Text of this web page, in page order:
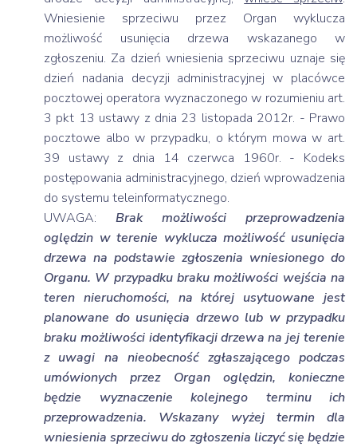
Wniesienie sprzeciwu przez Organ wyklucza
możliwość usunięcia drzewa wskazanego w
zgłoszeniu. Za dzień wniesienia sprzeciwu uznaje się
dzień nadania decyzji administracyjnej w placówce
pocztowej operatora wyznaczonego w rozumieniu art.
3 pkt 13 ustawy z dnia 23 listopada 2012r. - Prawo
pocztowe albo w przypadku, o którym mowa w art.
39 ustawy z dnia 14 czerwca 1960r. - Kodeks
postępowania administracyjnego, dzień wprowadzenia
do systemu teleinformatycznego.
UWAGA: Brak możliwości przeprowadzenia
oględzin w terenie wyklucza możliwość usunięcia
drzewa na podstawie zgłoszenia wniesionego do
Organu. W przypadku braku możliwości wejścia na
teren nieruchomości, na której usytuowane jest
planowane do usunięcia drzewo lub w przypadku
braku możliwości identyfikacji drzewa na jej terenie
z uwagi na nieobecność zgłaszającego podczas
umówionych przez Organ oględzin, konieczne
będzie wyznaczenie kolejnego terminu ich
przeprowadzenia. Wskazany wyżej termin dla
wniesienia sprzeciwu do zgłoszenia liczyć się będzie